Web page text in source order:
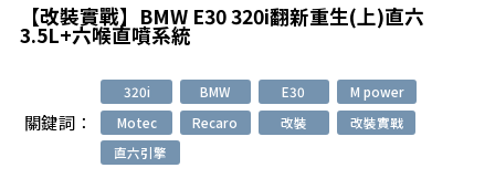
【改裝實戰】BMW E30 320i翻新重生(上)直六
3.5L+六喉直噴系統
關鍵詞：
320i BMW E30
M power
Motec
Recaro 改裝
改裝實戰
直六引擎